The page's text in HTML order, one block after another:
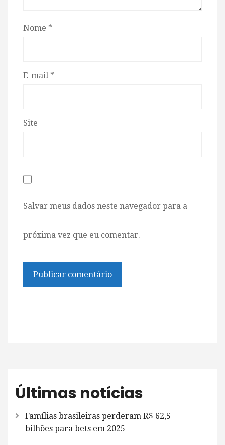
Nome *
E-mail *
Site
Salvar meus dados neste navegador para a
próxima vez que eu comentar.
Últimas notícias
Famílias brasileiras perderam R$ 62,5
bilhões para bets em 2025